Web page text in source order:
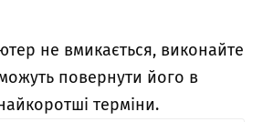
не вмикається, виконайте
повернути його в
терміни.